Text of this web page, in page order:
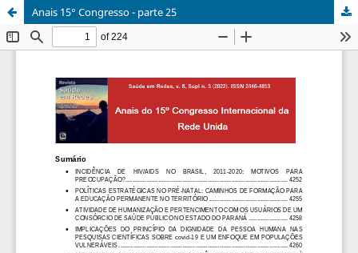
Anais 15° Congresso - parte 25